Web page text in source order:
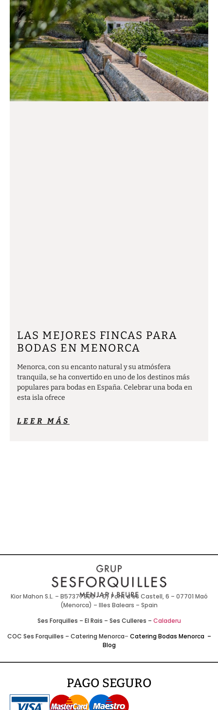
LAS MEJORES FINCAS PARA
BODAS EN MENORCA
Menorca, con su encanto natural y su atmósfera
tranquila, se ha convertido en uno de los destinos más
populares para bodas en España. Celebrar una boda en
esta isla ofrece
LEER MÁS
Kior Mahon S.L. – B57377905 – C/ Pont d’es Castell, 6 – 07701 Maó
(Menorca) – Illes Balears – Spain
Ses Forquilles – El Rais – Ses Culleres – Caladeru
COC Ses Forquilles – Catering Menorca– Catering Bodas Menorca –
Blog
PAGO SEGURO